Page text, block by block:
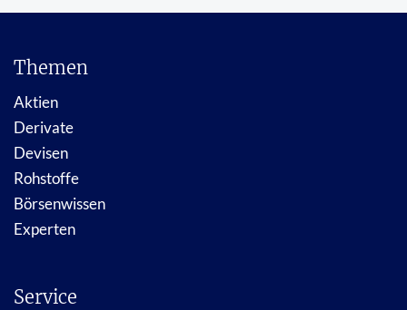
Themen
Aktien
Derivate
Devisen
Rohstoffe
Börsenwissen
Experten
Service